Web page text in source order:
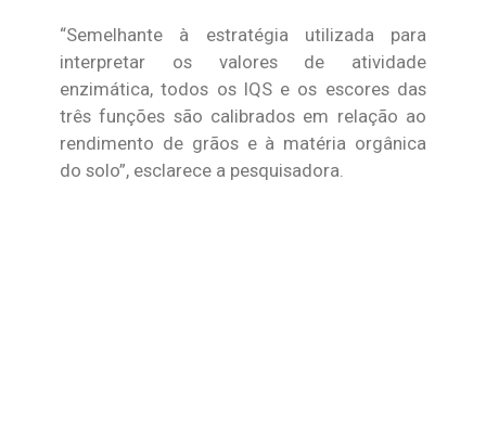
“Semelhante à estratégia utilizada para
interpretar os valores de atividade
enzimática, todos os IQS e os escores das
três funções são calibrados em relação ao
rendimento de grãos e à matéria orgânica
do solo”, esclarece a pesquisadora.